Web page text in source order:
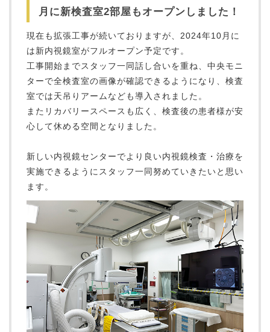
月に新検査室2部屋もオープンしました！
現在も拡張工事が続いておりますが、2024年10月に
は新内視鏡室がフルオープン予定です。
工事開始までスタッフ一同話し合いを重ね、中央モニ
ターで全検査室の画像が確認できるようになり、検査
室では天吊りアームなども導入されました。
またリカバリースペースも広く、検査後の患者様が安
心して休める空間となりました。
新しい内視鏡センターでより良い内視鏡検査・治療を
実施できるようにスタッフ一同努めていきたいと思い
ます。